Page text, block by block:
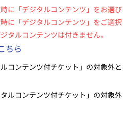
に「デジタルコンテンツ」をお選び
に「デジタルコンテンツ」をご選択
タルコンテンツは付きません。
ちら
コンテンツ付チケット」の対象外と
ルコンテンツ付チケット」の対象外